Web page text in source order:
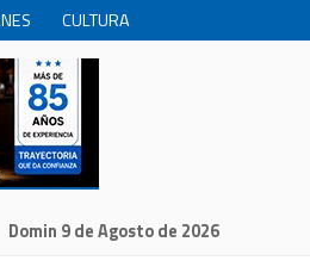
CULTURA
Domin 9 de Agosto de 2026